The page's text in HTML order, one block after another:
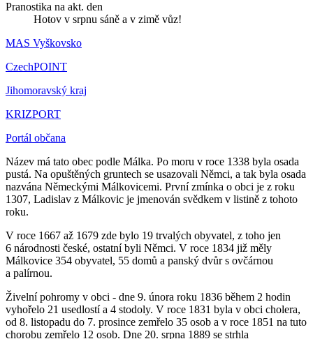
Pranostika na akt. den
Hotov v srpnu sáně a v zimě vůz!
MAS Vyškovsko
CzechPOINT
Jihomoravský kraj
KRIZPORT
Portál občana
Název má tato obec podle Málka. Po moru v roce 1338 byla osada
pustá. Na opuštěných gruntech se usazovali Němci, a tak byla osada
nazvána Německými Málkovicemi. První zmínka o obci je z roku
1307, Ladislav z Málkovic je jmenován svědkem v listině z tohoto
roku.
V roce 1667 až 1679 zde bylo 19 trvalých obyvatel, z toho jen
6 národnosti české, ostatní byli Němci. V roce 1834 již měly
Málkovice 354 obyvatel, 55 domů a panský dvůr s ovčárnou
a palírnou.
Živelní pohromy v obci - dne 9. února roku 1836 během 2 hodin
vyhořelo 21 usedlostí a 4 stodoly. V roce 1831 byla v obci cholera,
od 8. listopadu do 7. prosince zemřelo 35 osob a v roce 1851 na tuto
chorobu zemřelo 12 osob. Dne 20. srpna 1889 se strhla